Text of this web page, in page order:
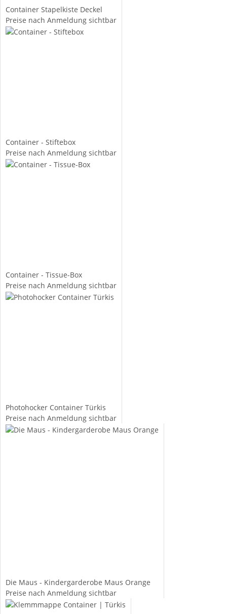
Container Stapelkiste Deckel
Preise nach Anmeldung sichtbar
Container - Stiftebox
Preise nach Anmeldung sichtbar
Container - Tissue-Box
Preise nach Anmeldung sichtbar
Photohocker Container Türkis
Preise nach Anmeldung sichtbar
Die Maus - Kindergarderobe Maus Orange
Preise nach Anmeldung sichtbar